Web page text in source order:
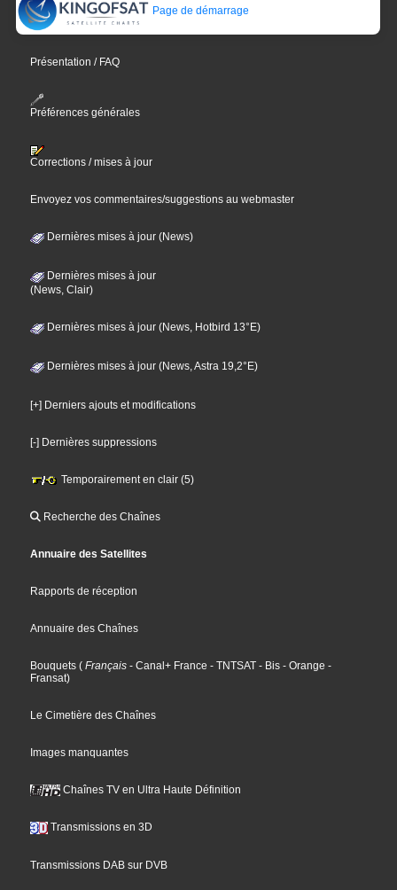
Page de démarrage
Présentation / FAQ
Préférences générales
Corrections / mises à jour
Envoyez vos commentaires/suggestions au webmaster
Dernières mises à jour (News)
Dernières mises à jour
(News, Clair)
Dernières mises à jour (News, Hotbird 13°E)
Dernières mises à jour (News, Astra 19,2°E)
[+] Derniers ajouts et modifications
[-] Dernières suppressions
Temporairement en clair (5)
Recherche des Chaînes
Annuaire des Satellites
Rapports de réception
Annuaire des Chaînes
Bouquets ( Français - Canal+ France - TNTSAT - Bis - Orange -
Fransat)
Le Cimetière des Chaînes
Images manquantes
Chaînes TV en Ultra Haute Définition
Transmissions en 3D
Transmissions DAB sur DVB